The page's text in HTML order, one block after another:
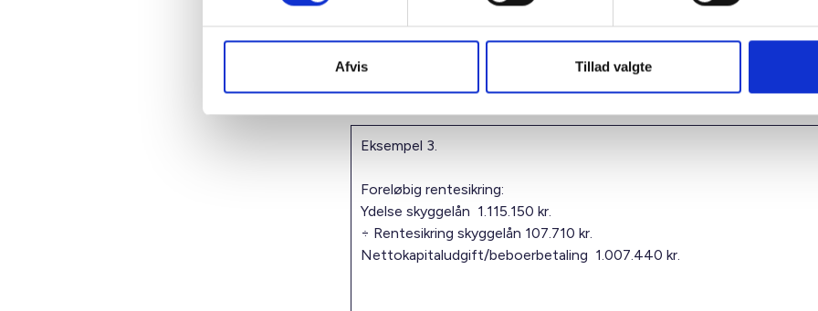
Afvis Tillad valgte
Økonomistyrelsen meddelelse om. På grundlag heraf sker den endelige
Rentesikringskyggelån - (ydelseskyggelån - ydelse rentetilpasningslån)
Eksempel 3.
Foreløbig rentesikring:
Ydelse skyggelån 1.115.150 kr.
÷ Rentesikring skyggelån 107.710 kr.
Nettokapitaludgift/beboerbetaling 1.007.440 kr.